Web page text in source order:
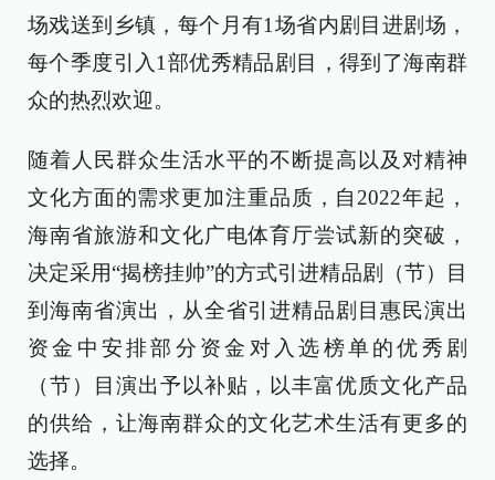
场戏送到乡镇，每个月有1场省内剧目进剧场，
每个季度引入1部优秀精品剧目，得到了海南群
众的热烈欢迎。
随着人民群众生活水平的不断提高以及对精神
文化方面的需求更加注重品质，自2022年起，
海南省旅游和文化广电体育厅尝试新的突破，
决定采用“揭榜挂帅”的方式引进精品剧（节）目
到海南省演出，从全省引进精品剧目惠民演出
资金中安排部分资金对入选榜单的优秀剧
（节）目演出予以补贴，以丰富优质文化产品
的供给，让海南群众的文化艺术生活有更多的
选择。